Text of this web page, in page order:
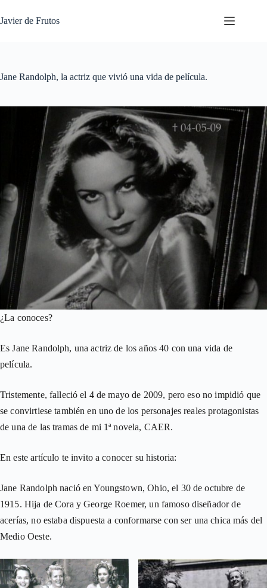
al
contenido
Javier de Frutos
Jane Randolph, la actriz que vivió una vida de película.
¿La conoces?
Es Jane Randolph, una actriz de los años 40 con una vida de
película.
Tristemente, falleció el 4 de mayo de 2009, pero eso no impidió que
se convirtiese también en uno de los personajes reales protagonistas
de una de las tramas de mi 1ª novela, CAER.
En este artículo te invito a conocer su historia:
Jane Randolph nació en Youngstown, Ohio, el 30 de octubre de
1915. Hija de Cora y George Roemer, un famoso diseñador de
acerías, no estaba dispuesta a conformarse con ser una chica más del
Medio Oeste.